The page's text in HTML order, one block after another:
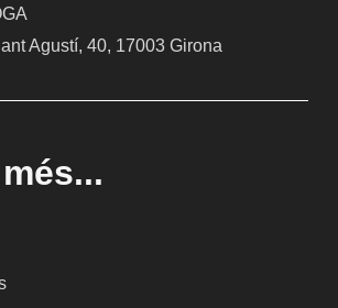
Agustí, 40, 17003 Girona